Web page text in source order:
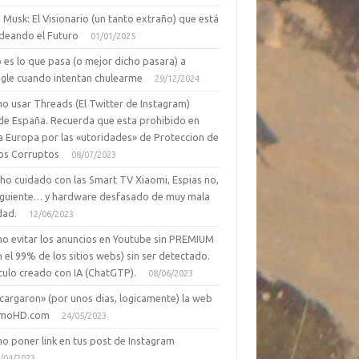
Musk: El Visionario (un tanto extraño) que está
el Futuro
01/01/2025
es lo que pasa (o mejor dicho pasara) a
cuando intentan chulearme
29/12/2024
usar Threads (El Twitter de Instagram)
España. Recuerda que esta prohibido en
Europa por las «utoridades» de Proteccion de
Corruptos
08/07/2023
cuidado con las Smart TV Xiaomi, Espias no,
y hardware desfasado de muy mala
12/06/2023
evitar los anuncios en Youtube sin PREMIUM
el 99% de los sitios webs) sin ser detectado.
creado con IA (ChatGTP).
08/06/2023
(por unos dias, logicamente) la web
24/05/2023
poner link en tus post de Instagram